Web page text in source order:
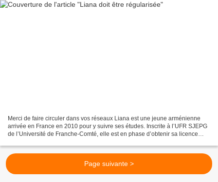
Merci de faire circuler dans vos réseaux Liana est une jeune arménienne
arrivée en France en 2010 pour y suivre ses études. Inscrite à l’UFR SJEPG
de l’Université de Franche-Comté, elle est en phase d’obtenir sa licence
Page suivante >